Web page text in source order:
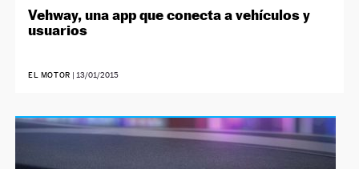
Vehway, una app que conecta a vehículos y
usuarios
EL MOTOR | 13/01/2015